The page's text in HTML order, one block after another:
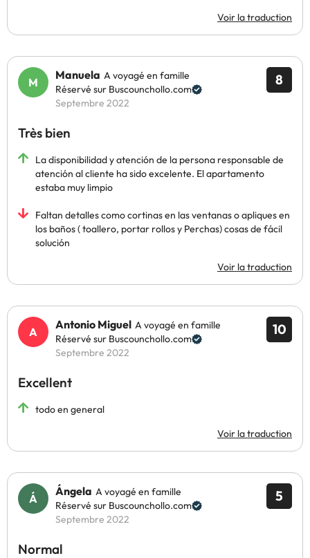
Voir la traduction
8
Manuela A voyagé en famille
Réservé sur Buscounchollo.com
Septembre 2022
Très bien
La disponibilidad y atención de la persona responsable de
atención al cliente ha sido excelente. El apartamento
estaba muy limpio
Faltan detalles como cortinas en las ventanas o apliques en
los baños ( toallero, portar rollos y Perchas) cosas de fácil
solución
Voir la traduction
10
Antonio Miguel A voyagé en famille
Réservé sur Buscounchollo.com
Septembre 2022
Excellent
todo en general
Voir la traduction
5
Ángela A voyagé en famille
Réservé sur Buscounchollo.com
Septembre 2022
Normal